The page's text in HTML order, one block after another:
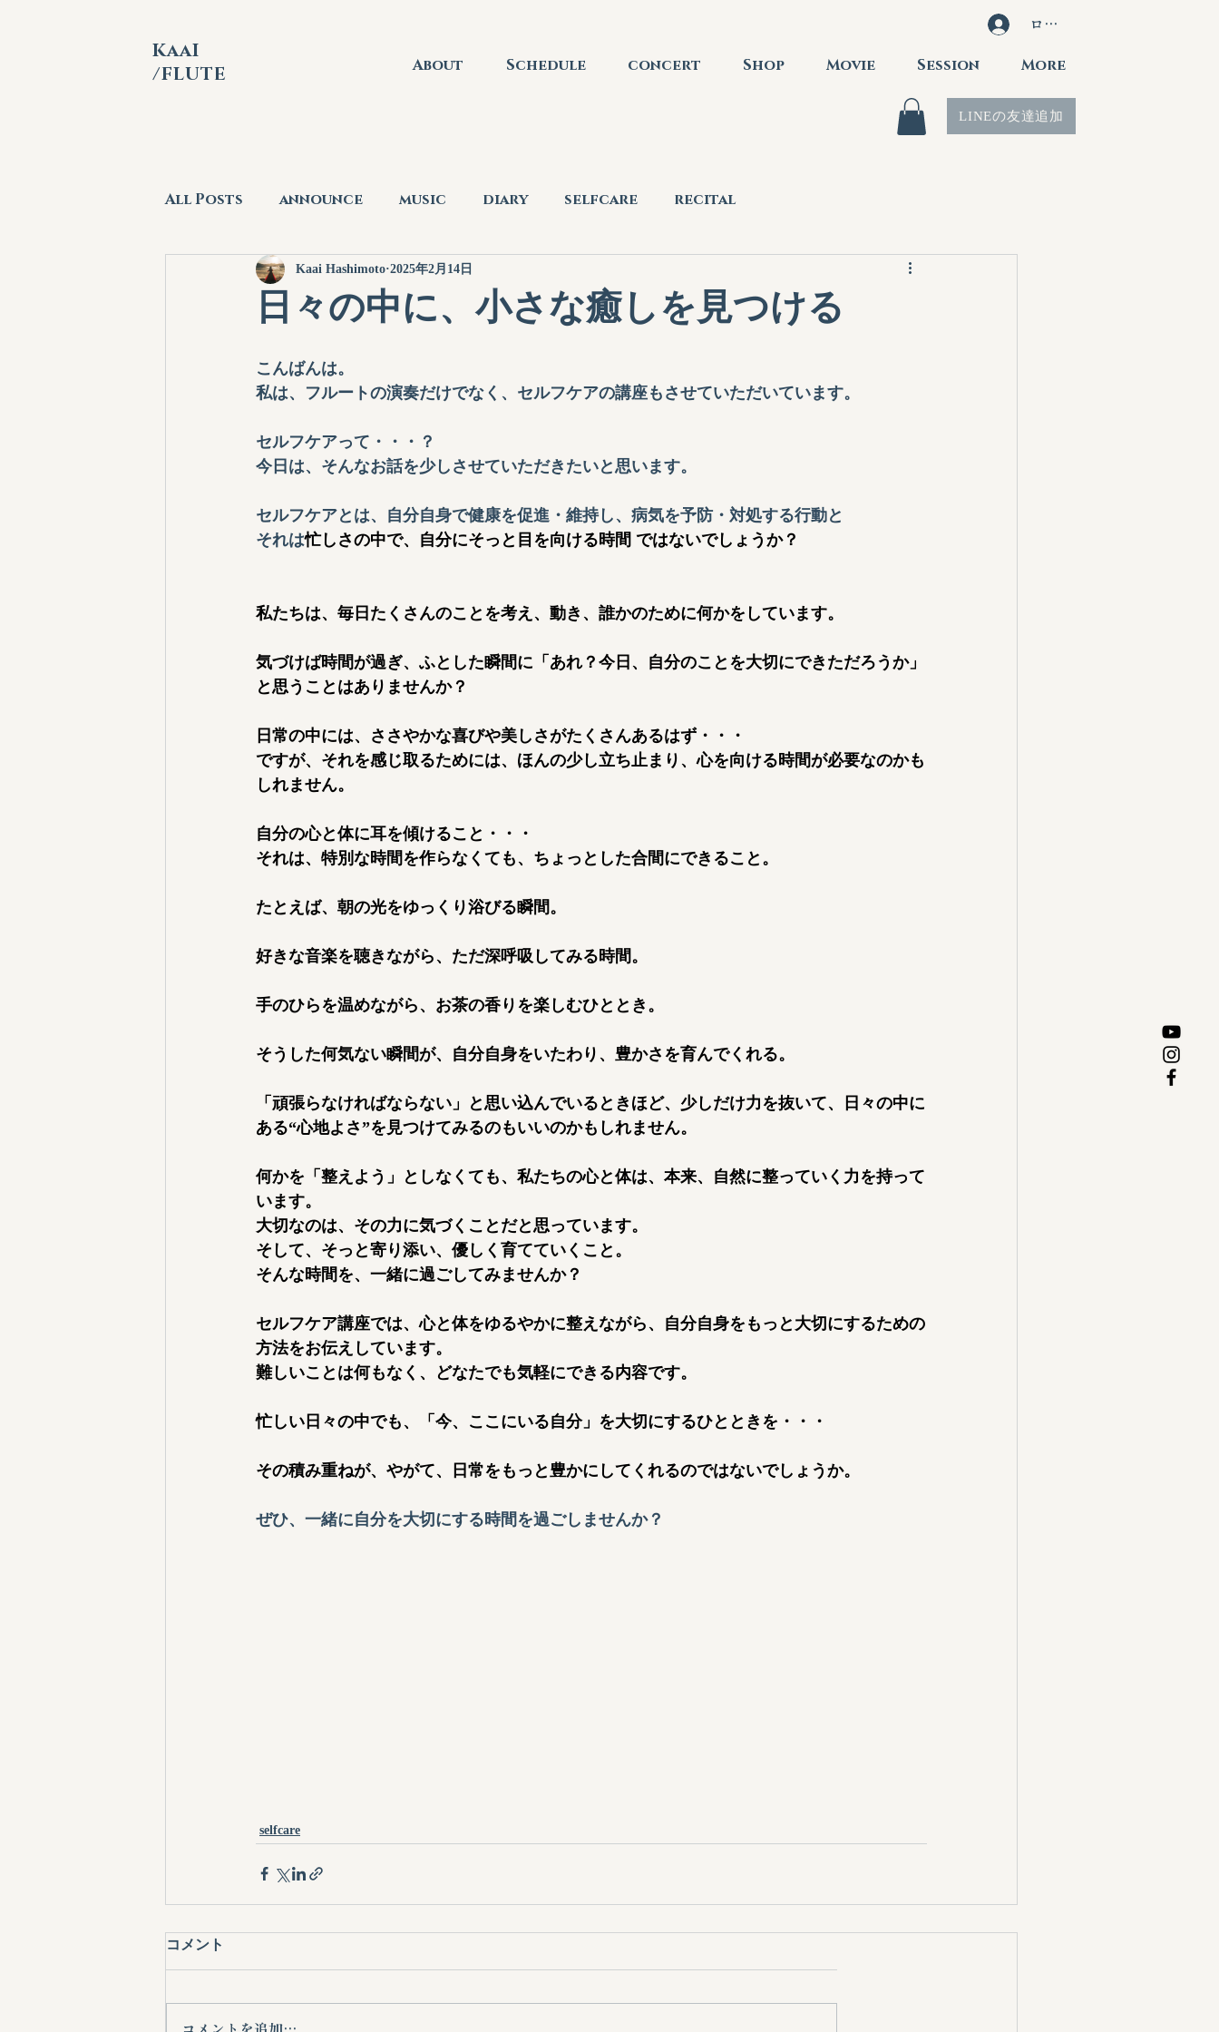
KaaI
/FLUTE
ログイン
About Schedule concert Shop Movie Session More
LINEの友達追加
All Posts announce music diary selfcare recital
日々の中に、小さな癒しを見つける
Kaai Hashimoto 2025年2月14日
こんばんは。
私は、フルートの演奏だけでなく、セルフケアの講座もさせていただいています。
セルフケアって・・・？
今日は、そんなお話を少しさせていただきたいと思います。
セルフケアとは、 自分自身で健康を促進・維持し、病気を予防・対処する行動と
それは忙しさの中で、自分にそっと目を向ける時間 ではないでしょうか？
私たちは、毎日たくさんのことを考え、動き、誰かのために何かをしています。
気づけば時間が過ぎ、ふとした瞬間に「あれ？今日、自分のことを大切にできただろうか」
と思うことはありませんか？
日常の中には、ささやかな喜びや美しさがたくさんあるはず・・・
ですが、それを感じ取るためには、ほんの少し立ち止まり、心を向ける時間が必要なのかも
しれません。
自分の心と体に耳を傾けること・・・
それは、特別な時間を作らなくても、ちょっとした合間にできること。
たとえば、朝の光をゆっくり浴びる瞬間。
好きな音楽を聴きながら、ただ深呼吸してみる時間。
手のひらを温めながら、お茶の香りを楽しむひととき。
そうした何気ない瞬間が、自分自身をいたわり、豊かさを育んでくれる。
「頑張らなければならない」と思い込んでいるときほど、少しだけ力を抜いて、日々の中に
ある“心地よさ”を見つけてみるのもいいのかもしれません。
何かを「整えよう」としなくても、私たちの心と体は、本来、自然に整っていく力を持って
います。
大切なのは、その力に気づくことだと思っています。
そして、そっと寄り添い、優しく育てていくこと。
そんな時間を、一緒に過ごしてみませんか？
セルフケア講座では、心と体をゆるやかに整えながら、自分自身をもっと大切にするための
方法をお伝えしています。
難しいことは何もなく、どなたでも気軽にできる内容です。
忙しい日々の中でも、「今、ここにいる自分」を大切にするひとときを・・・
その積み重ねが、やがて、日常をもっと豊かにしてくれるのではないでしょうか。
ぜひ、一緒に自分を大切にする時間を過ごしませんか？
selfcare
コメント